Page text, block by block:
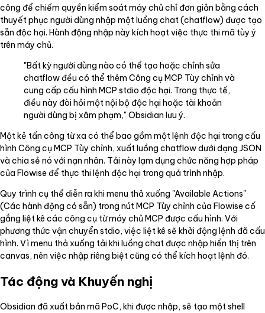
công để chiếm quyền kiểm soát máy chủ chỉ đơn giản bằng cách
thuyết phục người dùng nhập một luồng chat (chatflow) được tạo
sẵn độc hại. Hành động nhập này kích hoạt việc thực thi mã tùy ý
trên máy chủ.
"Bất kỳ người dùng nào có thể tạo hoặc chỉnh sửa
chatflow đều có thể thêm Công cụ MCP Tùy chỉnh và
cung cấp cấu hình MCP stdio độc hại. Trong thực tế,
điều này đòi hỏi một nội bộ độc hại hoặc tài khoản
người dùng bị xâm phạm," Obsidian lưu ý.
Một kẻ tấn công từ xa có thể bao gồm một lệnh độc hại trong cấu
hình Công cụ MCP Tùy chỉnh, xuất luồng chatflow dưới dạng JSON
và chia sẻ nó với nạn nhân. Tải này lạm dụng chức năng hợp pháp
của Flowise để thực thi lệnh độc hại trong quá trình nhập.
Quy trình cụ thể diễn ra khi menu thả xuống "Available Actions"
(Các hành động có sẵn) trong nút MCP Tùy chỉnh của Flowise cố
gắng liệt kê các công cụ từ máy chủ MCP được cấu hình. Với
phương thức vận chuyển stdio, việc liệt kê sẽ khởi động lệnh đã cấu
hình. Vì menu thả xuống tải khi luồng chat được nhập hiển thị trên
canvas, nên việc nhập riêng biệt cũng có thể kích hoạt lệnh đó.
Tác động và Khuyến nghị
Obsidian đã xuất bản mã PoC, khi được nhập, sẽ tạo một shell